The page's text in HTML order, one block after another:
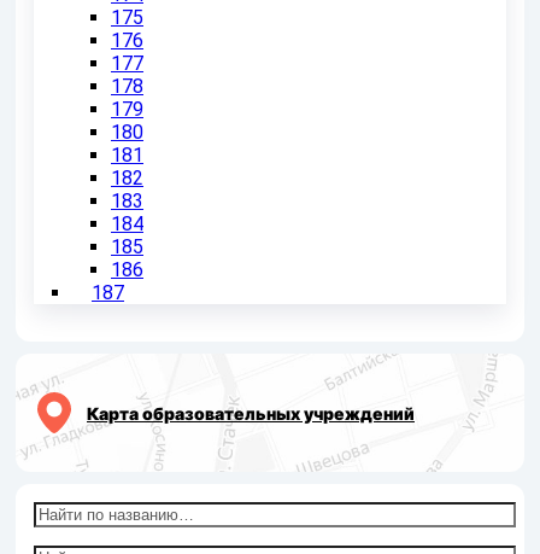
175
176
177
178
179
180
181
182
183
184
185
186
187
Карта образовательных учреждений